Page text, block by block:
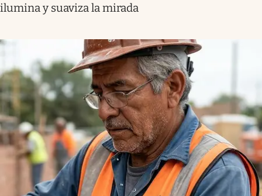
ilumina y suaviza la mirada